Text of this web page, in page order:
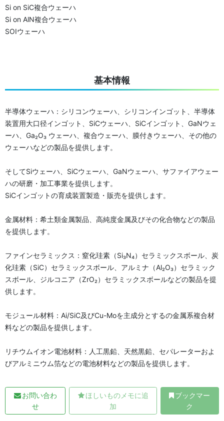
Si on SiC複合ウェーハ
Si on AlN複合ウェーハ
SOIウェーハ
基本情報
半導体ウェーハ：シリコンウェーハ、シリコンインゴット、半導体
装置用大口径インゴット、SiCウェーハ、SiCインゴット、GaNウェ
ーハ、Ga₂O₃ ウェーハ、複合ウェーハ、膜付きウェーハ、その他の
ウェーハなどの製品を提供します。
そしてSiウェーハ、SiCウェーハ、GaNウェーハ、サファイアウェー
ハの研磨・加工事業を提供します。
SiCインゴットの育成装置製造・販売を提供します。
金属材料：希土類金属製品、高純度金属及びその化合物などの製品
を提供します。
ファインセラミックス：窒化珪素（Si₃N₄）セラミックスボール、炭
化珪素（SiC）セラミックスボール、アルミナ（Al₂O₃）セラミック
スボール、ジルコニア（ZrO₂）セラミックスボールなどの製品を提
供します。
モジュール材料：Ai/SiC及びCu-Moを主成分とするの金属系複合材
料などの製品を提供します。
リチウムイオン電池材料：人工黒鉛、天然黒鉛、セパレーターおよ
びアルミニウム箔などの電池材料などの製品を提供します。
お問い合わ
せ
ほしいものメモに追
加
ブックマー
ク